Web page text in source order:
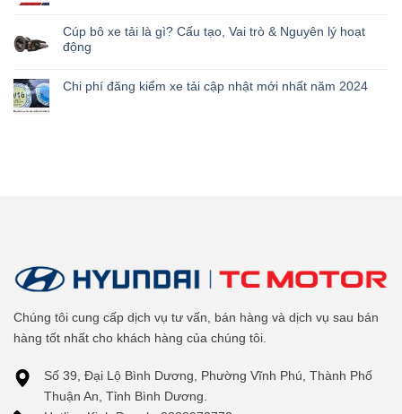
Cúp bô xe tải là gì? Cấu tạo, Vai trò & Nguyên lý hoạt
động
Chi phí đăng kiểm xe tải cập nhật mới nhất năm 2024
Chúng tôi cung cấp dịch vụ tư vấn, bán hàng và dịch vụ sau bán
hàng tốt nhất cho khách hàng của chúng tôi.
Số 39, Đại Lộ Bình Dương, Phường Vĩnh Phú, Thành Phố
Thuận An, Tỉnh Bình Dương.